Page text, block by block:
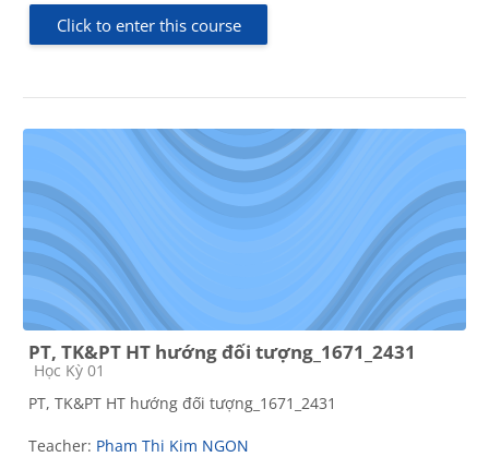
Click to enter this course
PT, TK&PT HT hướng đối tượng_1671_2431
Course category
Học Kỳ 01
PT, TK&PT HT hướng đối tượng_1671_2431
Teacher: Pham Thi Kim NGON